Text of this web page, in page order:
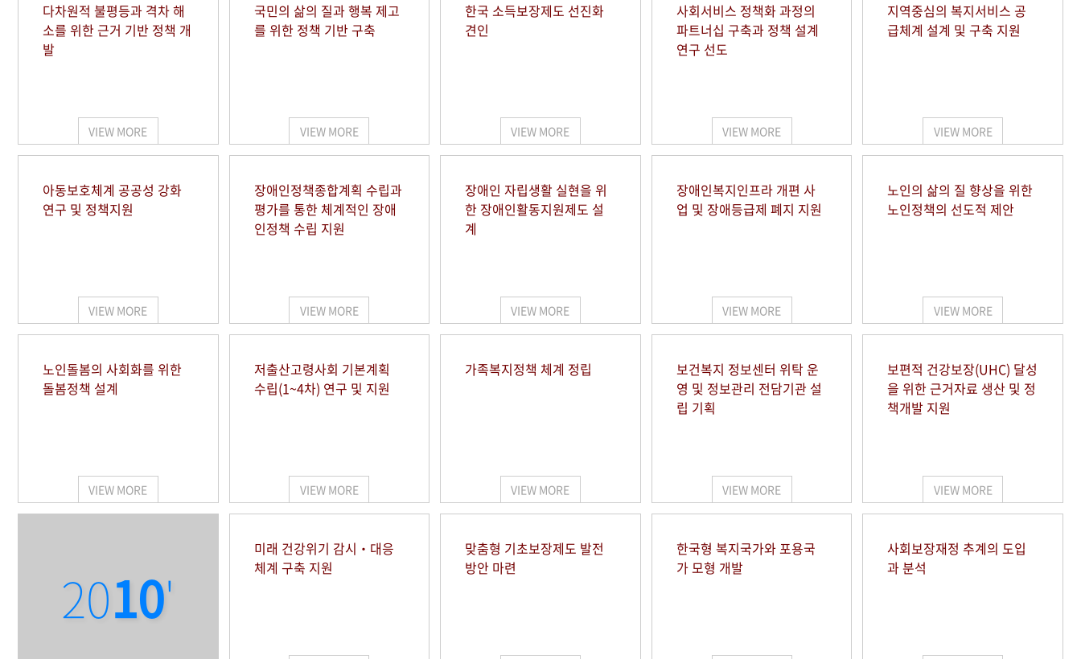
다차원적 불평등과 격차 해
소를 위한 근거 기반 정책 개
발
VIEW MORE
국민의 삶의 질과 행복 제고
를 위한 정책 기반 구축
VIEW MORE
한국 소득보장제도 선진화
견인
VIEW MORE
사회서비스 정책화 과정의
파트너십 구축과 정책 설계
연구 선도
VIEW MORE
지역중심의 복지서비스 공
급체계 설계 및 구축 지원
VIEW MORE
아동보호체계 공공성 강화
연구 및 정책지원
VIEW MORE
장애인정책종합계획 수립과
평가를 통한 체계적인 장애
인정책 수립 지원
VIEW MORE
장애인 자립생활 실현을 위
한 장애인활동지원제도 설
계
VIEW MORE
장애인복지인프라 개편 사
업 및 장애등급제 폐지 지원
VIEW MORE
노인의 삶의 질 향상을 위한
노인정책의 선도적 제안
VIEW MORE
노인돌봄의 사회화를 위한
돌봄정책 설계
VIEW MORE
저출산고령사회 기본계획
수립(1~4차) 연구 및 지원
VIEW MORE
가족복지정책 체계 정립
VIEW MORE
보건복지 정보센터 위탁 운
영 및 정보관리 전담기관 설
립 기획
VIEW MORE
보편적 건강보장(UHC) 달성
을 위한 근거자료 생산 및 정
책개발 지원
VIEW MORE
2010'
미래 건강위기 감시‧대응
체계 구축 지원
맞춤형 기초보장제도 발전
방안 마련
한국형 복지국가와 포용국
가 모형 개발
사회보장재정 추계의 도입
과 분석